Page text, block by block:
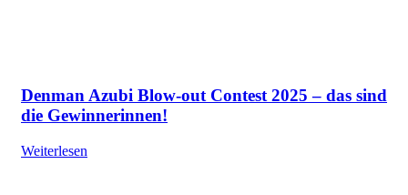
Denman Azubi Blow-out Contest 2025 – das sind
die Gewinnerinnen!
Weiterlesen